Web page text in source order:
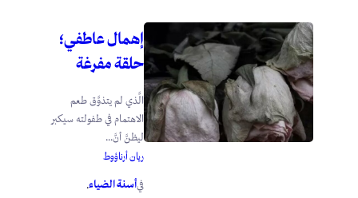
إهمال عاطفي؛
حلقة مفرغة
الَّذي لم يتذوَّق طعم
الاهتمام في طفولته سيكبر
ليظنَّ أنَّ...
ريان أرناؤوط
فيأسنة الضياء.